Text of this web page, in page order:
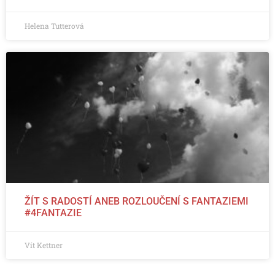
Helena Tutterová
ŽÍT S RADOSTÍ ANEB ROZLOUČENÍ S FANTAZIEMI
#4FANTAZIE
Vít Kettner